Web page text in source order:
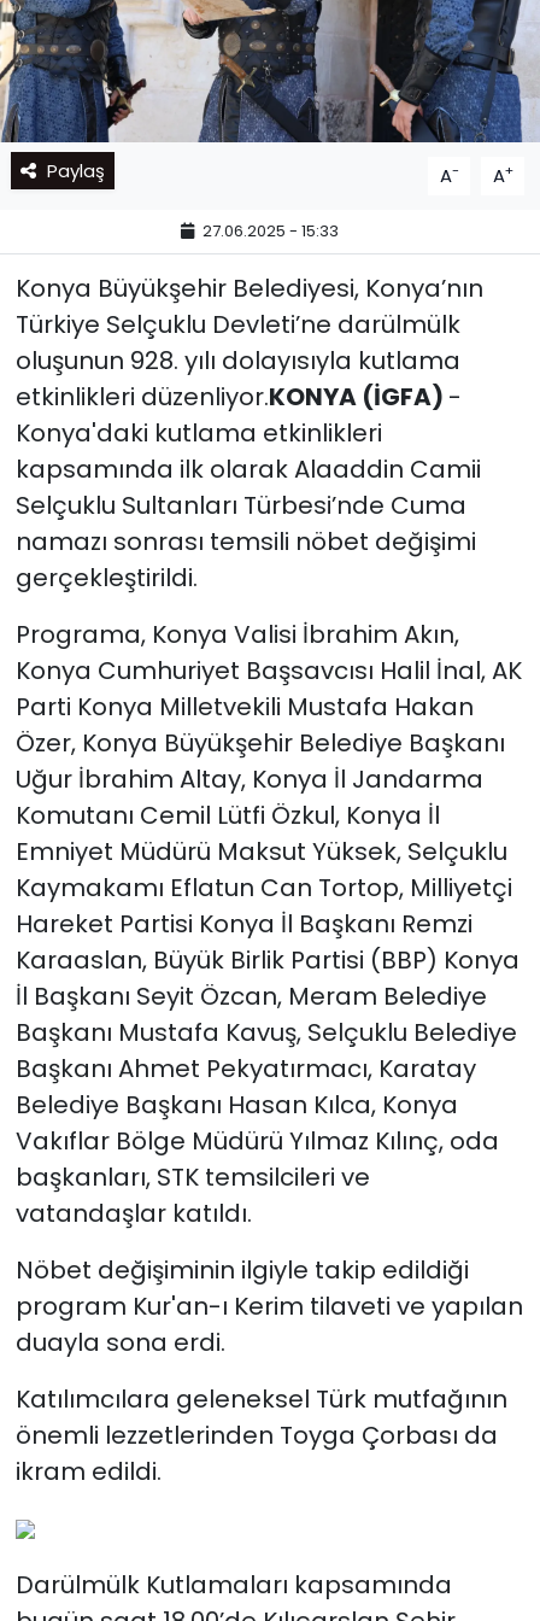
Paylaş A- A+
27.06.2025 - 15:33
Konya Büyükşehir Belediyesi, Konya’nın
Türkiye Selçuklu Devleti’ne darülmülk
oluşunun 928. yılı dolayısıyla kutlama
etkinlikleri düzenliyor.KONYA (İGFA) -
Konya'daki kutlama etkinlikleri
kapsamında ilk olarak Alaaddin Camii
Selçuklu Sultanları Türbesi’nde Cuma
namazı sonrası temsili nöbet değişimi
gerçekleştirildi.
Programa, Konya Valisi İbrahim Akın,
Konya Cumhuriyet Başsavcısı Halil İnal, AK
Parti Konya Milletvekili Mustafa Hakan
Özer, Konya Büyükşehir Belediye Başkanı
Uğur İbrahim Altay, Konya İl Jandarma
Komutanı Cemil Lütfi Özkul, Konya İl
Emniyet Müdürü Maksut Yüksek, Selçuklu
Kaymakamı Eflatun Can Tortop, Milliyetçi
Hareket Partisi Konya İl Başkanı Remzi
Karaaslan, Büyük Birlik Partisi (BBP) Konya
İl Başkanı Seyit Özcan, Meram Belediye
Başkanı Mustafa Kavuş, Selçuklu Belediye
Başkanı Ahmet Pekyatırmacı, Karatay
Belediye Başkanı Hasan Kılca, Konya
Vakıflar Bölge Müdürü Yılmaz Kılınç, oda
başkanları, STK temsilcileri ve
vatandaşlar katıldı.
Nöbet değişiminin ilgiyle takip edildiği
program Kur'an-ı Kerim tilaveti ve yapılan
duayla sona erdi.
Katılımcılara geleneksel Türk mutfağının
önemli lezzetlerinden Toyga Çorbası da
ikram edildi.
Darülmülk Kutlamaları kapsamında